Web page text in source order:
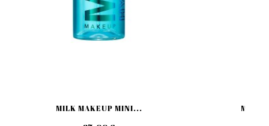
MILK MAKEUP MINI... MILK